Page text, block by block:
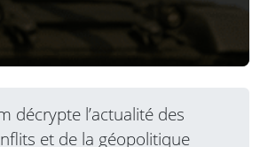
décrypte l’actualité des
et de la géopolitique